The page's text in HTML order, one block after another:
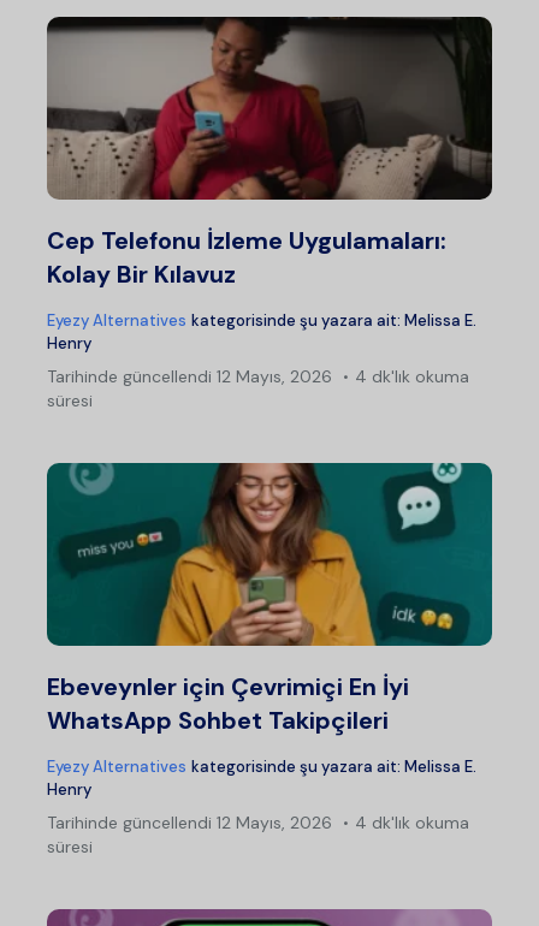
Cep Telefonu İzleme Uygulamaları:
Kolay Bir Kılavuz
Eyezy Alternatives kategorisinde şu yazara ait: Melissa E.
Henry
Tarihinde güncellendi 12 Mayıs, 2026
4 dk'lık okuma
süresi
Ebeveynler için Çevrimiçi En İyi
WhatsApp Sohbet Takipçileri
Eyezy Alternatives kategorisinde şu yazara ait: Melissa E.
Henry
Tarihinde güncellendi 12 Mayıs, 2026
4 dk'lık okuma
süresi